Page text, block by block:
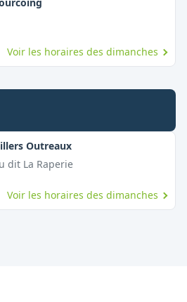
Voir les horaires des dimanches
Outreaux,
dit La Raperie
Voir les horaires des dimanches